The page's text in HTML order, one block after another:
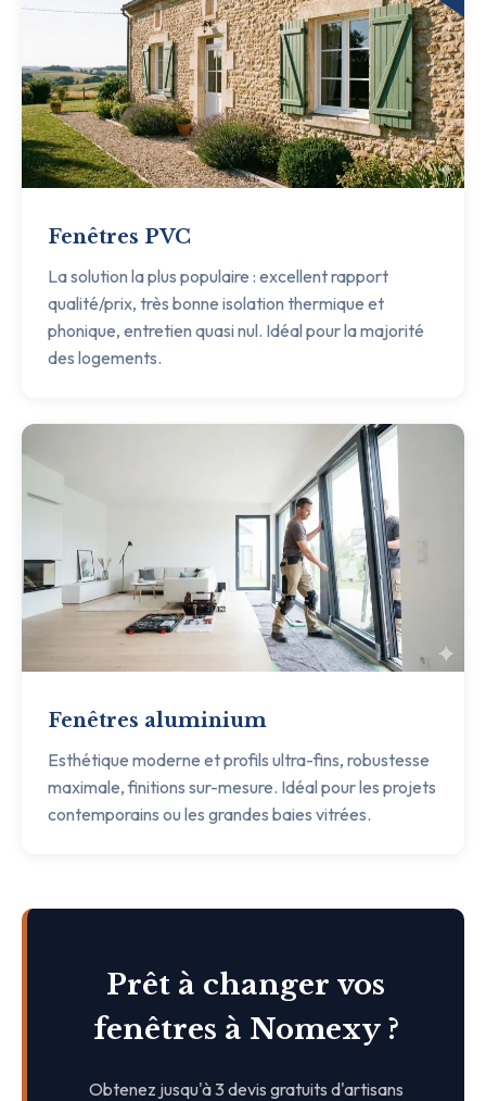
Fenêtres PVC
La solution la plus populaire : excellent rapport
qualité/prix, très bonne isolation thermique et
phonique, entretien quasi nul. Idéal pour la majorité
des logements.
Fenêtres aluminium
Esthétique moderne et profils ultra-fins, robustesse
maximale, finitions sur-mesure. Idéal pour les projets
contemporains ou les grandes baies vitrées.
Prêt à changer vos
fenêtres à Nomexy ?
Obtenez jusqu'à 3 devis gratuits d'artisans